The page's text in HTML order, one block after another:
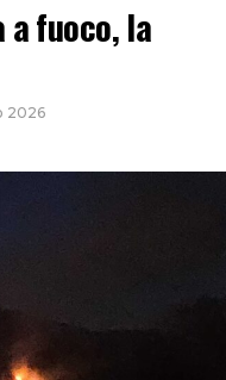
a fuoco, la
2026